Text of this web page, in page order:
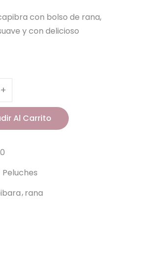
con bolso de rana,
y con delicioso
Al Carrito
Peluches
rana